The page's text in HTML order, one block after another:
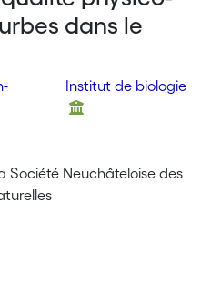
dans le
Institut de biologie
Société Neuchâteloise des